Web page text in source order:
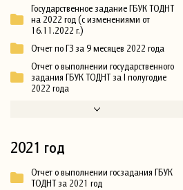
Государственное задание ГБУК ТОДНТ
на 2022 год (с изменениями от
16.11.2022 г.)
Отчет по ГЗ за 9 месяцев 2022 года
Отчет о выполнении государственного
задания ГБУК ТОДНТ за I полугодие
2022 года
2021 год
Отчет о выполнении госзадания ГБУК
ТОДНТ за 2021 год